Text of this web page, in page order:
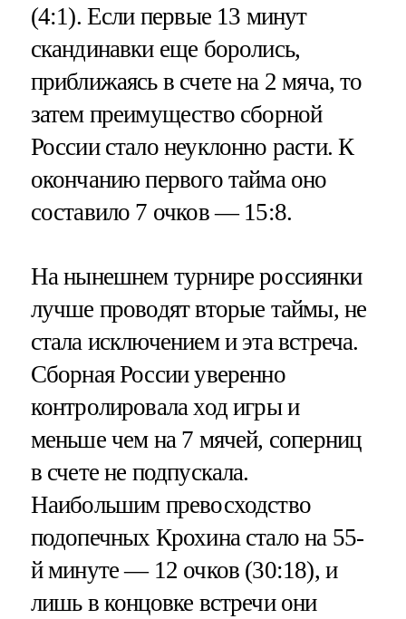
(4:1). Если первые 13 минут
скандинавки еще боролись,
приближаясь в счете на 2 мяча, то
затем преимущество сборной
России стало неуклонно расти. К
окончанию первого тайма оно
составило 7 очков — 15:8.
На нынешнем турнире россиянки
лучше проводят вторые таймы, не
стала исключением и эта встреча.
Сборная России уверенно
контролировала ход игры и
меньше чем на 7 мячей, соперниц
в счете не подпускала.
Наибольшим превосходство
подопечных Крохина стало на 55-
й минуте — 12 очков (30:18), и
лишь в концовке встречи они